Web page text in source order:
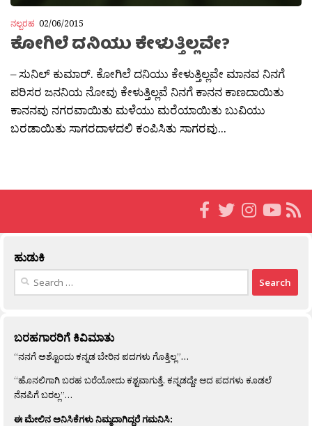
ನಲ್ಬರಹ 02/06/2015
ಕೋಗಿಲೆ ದನಿಯು ಕೇಳುತ್ತಿಲ್ಲವೇ?
– ಸುನಿಲ್ ಕುಮಾರ್. ಕೋಗಿಲೆ ದನಿಯು ಕೇಳುತ್ತಿಲ್ಲವೇ ಮಾನವ ನಿನಗೆ
ಪರಿಸರ ಜನನಿಯ ನೋವು ಕೇಳುತ್ತಿಲ್ಲವೆ ನಿನಗೆ ಕಾನನ ಕಾಣದಾಯಿತು
ಕಾನನವು ನಗರವಾಯಿತು ಮಳೆಯು ಮರೆಯಾಯಿತು ಬುವಿಯು
ಬರಡಾಯಿತು ಸಾಗರದಾಳದಲಿ ಕಂಪಿಸಿತು ಸಾಗರವು...
ಹುಡುಕಿ
Search
ಬರಹಗಾರರಿಗೆ ಕಿವಿಮಾತು
“ನನಗೆ ಅಶ್ಟೊಂದು ಕನ್ನಡ ಬೇರಿನ ಪದಗಳು ಗೊತ್ತಿಲ್ಲ”…
“ಹೊನಲಿಗಾಗಿ ಬರಹ ಬರೆಯೋದು ಕಶ್ಟವಾಗುತ್ತೆ. ಕನ್ನಡದ್ದೇ ಆದ ಪದಗಳು ಕೂಡಲೆ
ನೆನಪಿಗೆ ಬರಲ್ಲ”…
ಈ ಮೇಲಿನ ಅನಿಸಿಕೆಗಳು ನಿಮ್ಮದಾಗಿದ್ದರೆ ಗಮನಿಸಿ: